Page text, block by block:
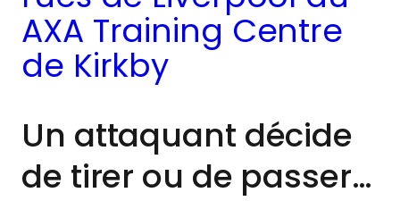
AXA Training Centre
de Kirkby
Un attaquant décide
de tirer ou de passer,